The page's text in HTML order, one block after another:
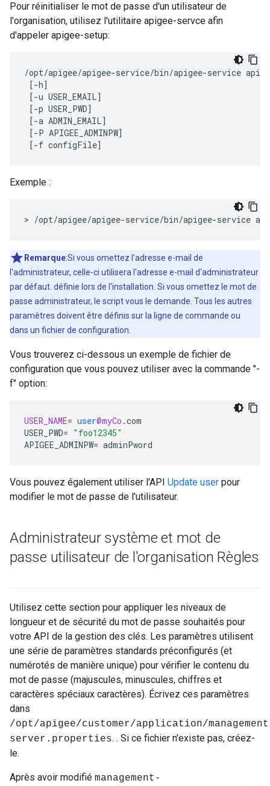
Pour réinitialiser le mot de passe d'un utilisateur de
l'organisation, utilisez l'utilitaire apigee-servce afin
d'appeler apigee-setup:
/opt/apigee/apigee-service/bin/apigee-service
[-h]
[-u USER_EMAIL]
[-p USER_PWD]
[-a ADMIN_EMAIL]
[-P APIGEE_ADMINPW]
[-f configFile]
Exemple :
> /opt/apigee/apigee-service/bin/apigee-service
Remarque:Si vous omettez l'adresse e-mail de
l'administrateur, celle-ci utilisera l'adresse e-mail d'administrateur
par défaut. définie lors de l'installation. Si vous omettez le mot de
passe administrateur, le script vous le demande. Tous les autres
paramètres doivent être définis sur la ligne de commande ou
dans un fichier de configuration.
Vous trouverez ci-dessous un exemple de fichier de
configuration que vous pouvez utiliser avec la commande "-
f" option:
USER_NAME= user@myCo .com
USER_PWD= "foo12345"
APIGEE_ADMINPW= adminPword
Vous pouvez également utiliser l'API Update user pour
modifier le mot de passe de l'utilisateur.
Administrateur système et mot de
passe utilisateur de l'organisation Règles
Utilisez cette section pour appliquer les niveaux de
longueur et de sécurité du mot de passe souhaités pour
votre API de la gestion des clés. Les paramètres utilisent
une série de paramètres standards préconfigurés (et
numérotés de manière unique) pour vérifier le contenu du
mot de passe (majuscules, minuscules, chiffres et
caractères spéciaux caractères). Écrivez ces paramètres
dans
/opt/apigee/customer/application/
server.properties. . Si ce fichier n'existe pas, créez-
le.
Après avoir modifié management-